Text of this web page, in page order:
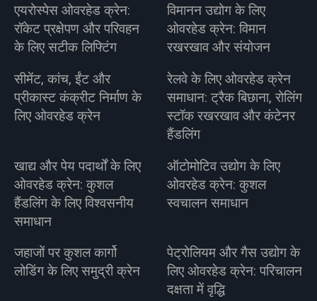
एयरोस्पेस ओवरहेड क्रेन:
रॉकेट प्रक्षेपण और परिवहन
के लिए सटीक लिफ्टिंग
विमानन उद्योग के लिए
ओवरहेड क्रेन: विमान
रखरखाव और संयोजन
सीमेंट, कांच, ईंट और
प्रीकास्ट कंक्रीट निर्माण के
लिए ओवरहेड क्रेन
रेलवे के लिए ओवरहेड क्रेन
समाधान: ट्रैक बिछाना, रोलिंग
स्टॉक रखरखाव और कंटेनर
हैंडलिंग
खाद्य और पेय पदार्थों के लिए
ओवरहेड क्रेन: कुशल
हैंडलिंग के लिए विश्वसनीय
समाधान
ऑटोमोटिव उद्योग के लिए
ओवरहेड क्रेन: कुशल
स्वचालन समाधान
जहाजों पर कुशल कार्गो
लोडिंग के लिए समुद्री क्रेन
पेट्रोलियम और गैस उद्योग के
लिए ओवरहेड क्रेन: परिचालन
दक्षता में वृद्धि